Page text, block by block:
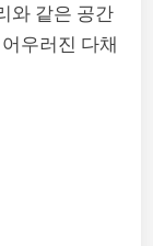
와 같은 공간
우러진 다채